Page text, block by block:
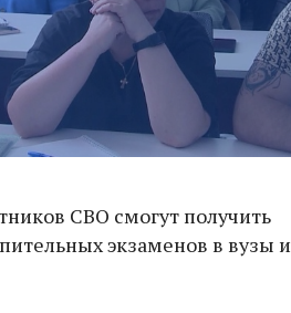
СВО смогут получить
экзаменов в вузы и